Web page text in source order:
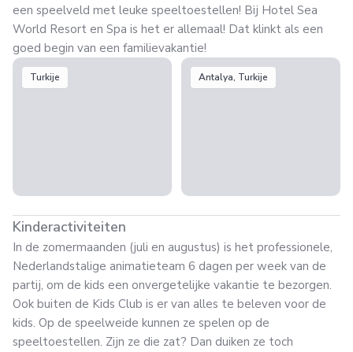
een speelveld met leuke speeltoestellen! Bij Hotel Sea
World Resort en Spa is het er allemaal! Dat klinkt als een
goed begin van een familievakantie!
Turkije Antalya, Turkije
Kinderactiviteiten
In de zomermaanden (juli en augustus) is het professionele,
Nederlandstalige animatieteam 6 dagen per week van de
partij, om de kids een onvergetelijke vakantie te bezorgen.
Ook buiten de Kids Club is er van alles te beleven voor de
kids. Op de speelweide kunnen ze spelen op de
speeltoestellen. Zijn ze die zat? Dan duiken ze toch